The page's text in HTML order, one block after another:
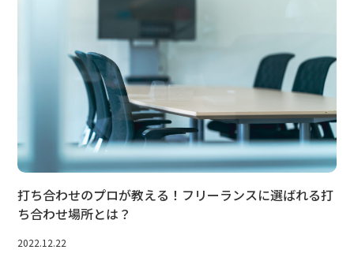
打ち合わせのプロが教える！フリーランスに選ばれる打
ち合わせ場所とは？
2022.12.22